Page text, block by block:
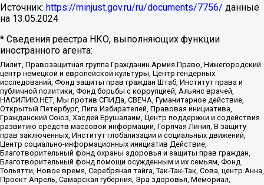
Источник: https://minjust.gov.ru/ru/documents/7756/ данные
на 13.05.2024
* Сведения реестра НКО, выполняющих функции
иностранного агента:
Лилит, Правозащитная группа Гражданин.Армия.Право, Нижегородский
центр немецкой и европейской культуры, Центр гендерных
исследований, Фонд защиты прав граждан Штаб, Институт права и
публичной политики, Фонд борьбы с коррупцией, Альянс врачей,
НАСИЛИЮ.НЕТ, Мы против СПИДа, СВЕЧА, Гуманитарное действие,
Открытый Петербург, Лига Избирателей, Правовая инициатива,
Гражданский Союз, Хасдей Ерушалаим, Центр поддержки и содействия
развитию средств массовой информации, Горячая Линия, В защиту
прав заключенных, Институт глобализации и социальных движений,
Центр социально-информационных инициатив Действие,
Благотворительный фонд охраны здоровья и защиты прав граждан,
Благотворительный фонд помощи осужденным и их семьям, Фонд
Тольятти, Новое время, Серебряная тайга, Так-Так-Так, Сова, центр Анна,
Проект Апрель, Самарская губерния, Эра здоровья, Мемориал,